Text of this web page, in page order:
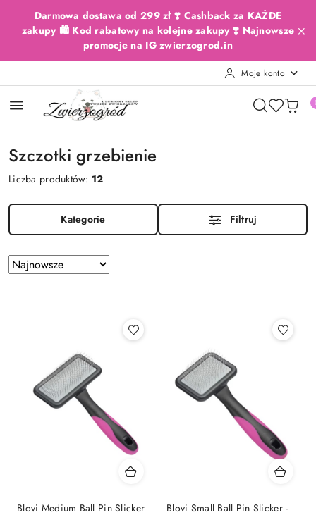
Przejdź do treści głównej
Przejdź do wyszukiwarki
Przejdź do moje konto
Przejdź do menu głównego
Przejdź do stopki
Darmowa dostawa od 299 zł ❣️ Cashback za KAŻDE
zakupy 🛍️ Kod rabatowy na kolejne zakupy ❣️ Najnowsze
promocje na IG zwierzogrod.in
Moje konto
Szczotki grzebienie
Liczba produktów: 12
Kategorie Filtruj
Zastosowano
sortowanie:
Sortuj
według
Blovi Medium Ball Pin Slicker
Blovi Small Ball Pin Slicker -